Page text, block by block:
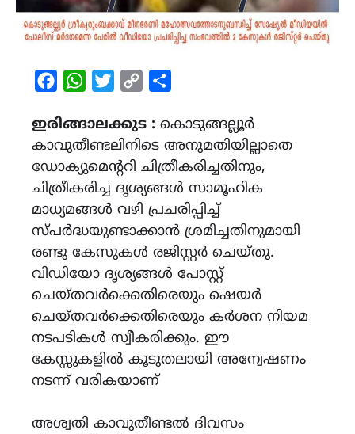
FacebookWhatsAppTwitterCopy
ഇരിങ്ങാലക്കുട : കൊടുങ്ങല്ലൂർ
കാവുതീണ്ടലിനിടെ അനുമതിയില്ലാതെ
ഡോക്യുമെന്ററി ചിത്രീകരിച്ചതിനും,
ചിത്രീകരിച്ച ദൃശ്യങ്ങൾ സാമൂഹിക
മാധ്യമങ്ങൾ വഴി പ്രചരിപ്പിച്ച്
സ്പർദ്ധയുണ്ടാക്കാൻ ശ്രമിച്ചതിനുമായി
രണ്ടു കേസുകൾ രജിസ്റ്റർ ചെയ്തു.
വിഡിയോ ദൃശ്യങ്ങൾ പോസ്റ്റ്
ചെയ്തവർക്കെതിരെയും ഷെയർ
ചെയ്തവർക്കെതിരെയും കർശന നിയമ
നടപടികൾ സ്വീകരിക്കും. ഈ
കേസ്സുകളിൽ കൂടുതലായി അന്വേഷണം
നടന്ന് വരികയാണ്
അശ്വതി കാവുതീണ്ടൽ ദിവസം